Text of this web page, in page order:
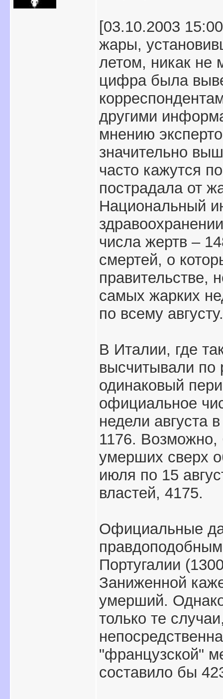
[03.10.2003
жары,
летом, никак не
цифра была
другими
мнению
значительно
часто кажутся
пострадала от
Национальный
числа жертв –
смертей, о
правительстве,
самых жарких
по всему августу.
В Италии, где
высчитывали по
одинаковый
официальное
недели августа
1176. Возможно,
умерших сверх
июля по 15
властей, 4175.
Официальные
Португалии
Заниженной
умерший.
только те
"французской"
составило бы